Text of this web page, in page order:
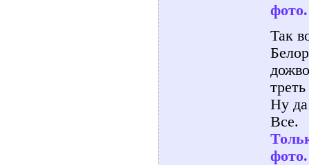
фото.
Так
Ну да
Все.
фото.